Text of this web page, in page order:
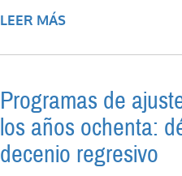
LEER MÁS
Programas de
los años ochenta:
decenio regresivo